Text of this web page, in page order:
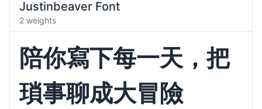
Justinbeaver Font
2 weights
陪你寫下每一天，把
瑣事聊成大冒險